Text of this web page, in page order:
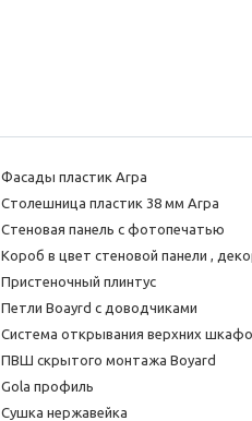
Фасады пластик Arpa
Столешница пластик 38 мм Arpa
Стеновая панель с фотопечатью
Короб в цвет стеновой панели ,
Пристеночный плинтус
Петли Boayrd с доводчиками
Система открывания верхних
ПВШ скрытого монтажа Boyard
Gola профиль
Сушка нержавейка